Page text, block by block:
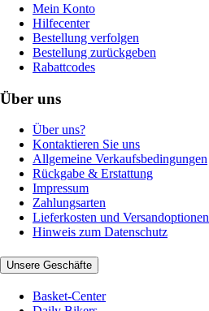
Mein Konto
Hilfecenter
Bestellung verfolgen
Bestellung zurückgeben
Rabattcodes
Über uns
Über uns?
Kontaktieren Sie uns
Allgemeine Verkaufsbedingungen
Rückgabe & Erstattung
Impressum
Zahlungsarten
Lieferkosten und Versandoptionen
Hinweis zum Datenschutz
Unsere Geschäfte
Basket-Center